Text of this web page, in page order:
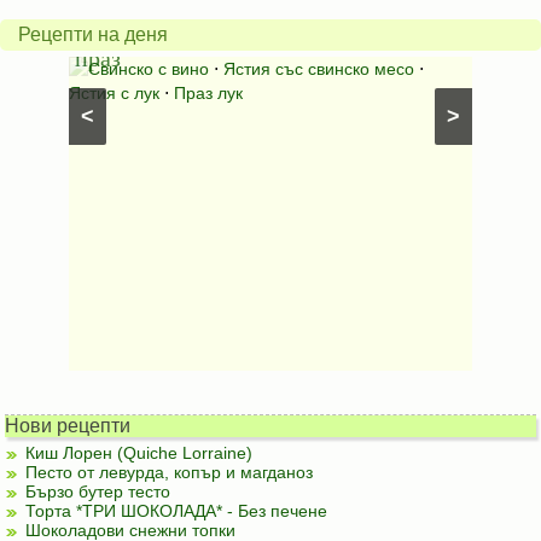
Рецепти на деня
>
<
с
праз
Свинско с вино ⋅ Ястия със свинско месо ⋅
Ястия с лук ⋅ Праз лук
яйца
Нови рецепти
Киш Лорен (Quiche Lorraine)
Песто от левурда, копър и магданоз
Бързо бутер тесто
Торта *ТРИ ШОКОЛАДА* - Без печене
Шоколадови снежни топки